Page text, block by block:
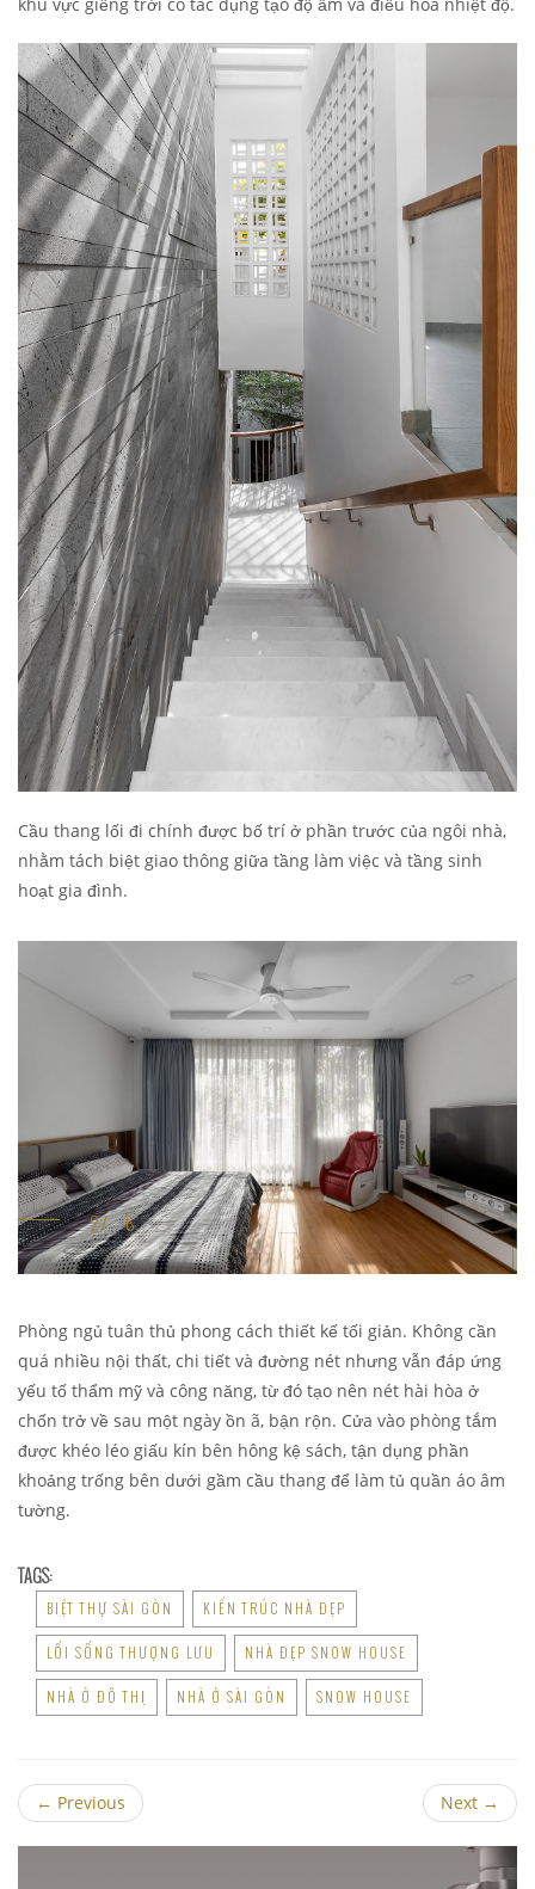
Cầu thang lối đi chính được bố trí ở phần trước của ngôi nhà,
nhằm tách biệt giao thông giữa tầng làm việc và tầng sinh
hoạt gia đình.
Phòng ngủ tuân thủ phong cách thiết kế tối giản. Không cần
quá nhiều nội thất, chi tiết và đường nét nhưng vẫn đáp ứng
yếu tố thẩm mỹ và công năng, từ đó tạo nên nét hài hòa ở
chốn trở về sau một ngày ồn ã, bận rộn. Cửa vào phòng tắm
được khéo léo giấu kín bên hông kệ sách, tận dụng phần
khoảng trống bên dưới gầm cầu thang để làm tủ quần áo âm
tường.
TAGS:
BIỆT THỰ SÀI GÒN KIẾN TRÚC NHÀ ĐẸP
LỐI SỐNG THƯỢNG LƯU NHÀ ĐẸP SNOW HOUSE
NHÀ Ở ĐÔ THỊ NHÀ Ở SÀI GÒN SNOW HOUSE
← Previous Next →